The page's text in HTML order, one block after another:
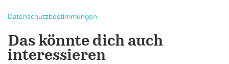
Datenschutzbestimmungen
Das könnte dich auch
interessieren